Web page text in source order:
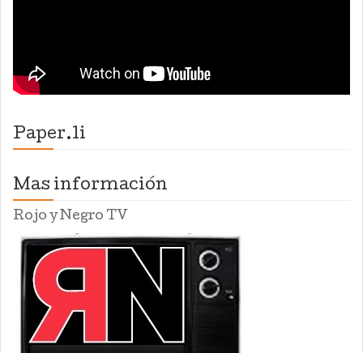
Paper.li
Mas información
Rojo y Negro TV